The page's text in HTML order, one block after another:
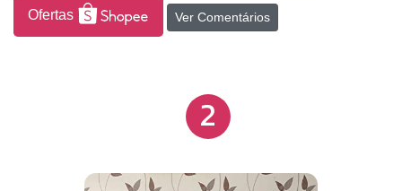
Home office etc. Confeccionado em MDF 15mm de
primeira qualidade com resistência e acabamento
Ofertas Ver Comentários
2